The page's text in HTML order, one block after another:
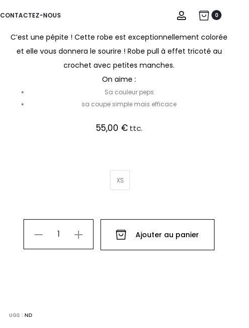
CONTACTEZ-NOUS Account0
C’est une pépite ! Cette robe est exceptionnellement colorée
et elle vous donnera le sourire ! Robe pull à effet tricoté au
crochet avec petites manches.
On aime :
Sa couleur peps
sa coupe simple mais efficace
55,00 € ttc.
XS
quantité
Ajouter au panier
UGS : ND